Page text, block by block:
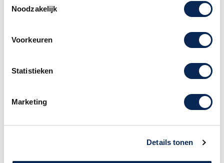
Noodzakelijk
Voorkeuren
Statistieken
Marketing
Details tonen
Beide kanalen zijn voorzien van regelaars voor
choruseffect. Het MIC/Line-kanaal is uitgerust
met XLR- en 1/4”-ingangen. Verder is er een
om te oefenen of voor het spelen met een
opgenomen begeleiding. Het algemene volume,
het galm- en het “ambience”-effect evenals de
anti-feedbackfunctie kunnen eveneens naar